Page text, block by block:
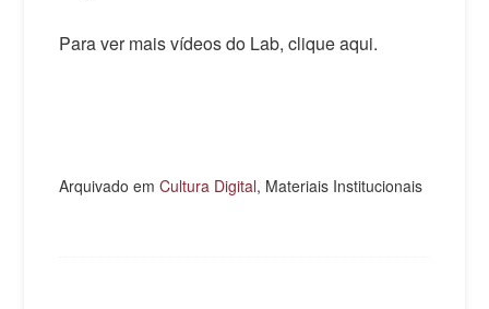
Para ver mais vídeos do Lab, clique aqui.
Arquivado emCultura Digital, Materiais Institucionais